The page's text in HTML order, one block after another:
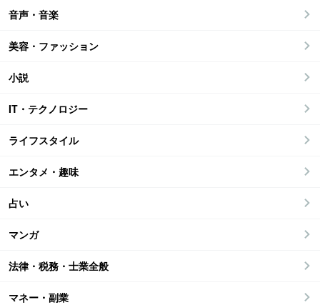
音声・音楽
美容・ファッション
小説
IT・テクノロジー
ライフスタイル
エンタメ・趣味
占い
マンガ
法律・税務・士業全般
マネー・副業